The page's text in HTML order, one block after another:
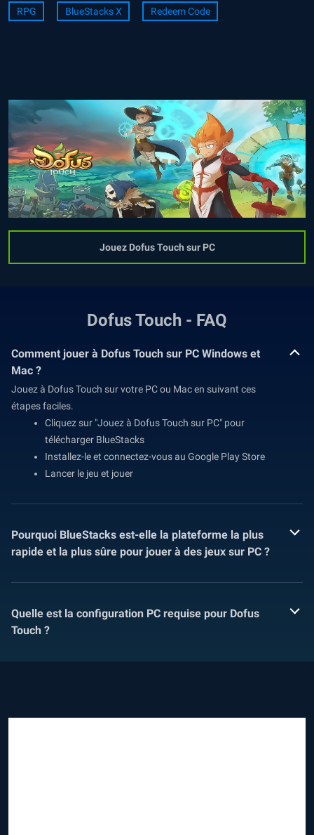
RPG BlueStacks X Redeem Code
Jouez Dofus Touch sur PC
Dofus Touch - FAQ
Comment jouer à Dofus Touch sur PC Windows et
Mac ?
Jouez à Dofus Touch sur votre PC ou Mac en suivant ces
étapes faciles.
Cliquez sur "Jouez à Dofus Touch sur PC" pour
télécharger BlueStacks
Installez-le et connectez-vous au Google Play Store
Lancer le jeu et jouer
Pourquoi BlueStacks est-elle la plateforme la plus
rapide et la plus sûre pour jouer à des jeux sur PC ?
Quelle est la configuration PC requise pour Dofus
Touch ?